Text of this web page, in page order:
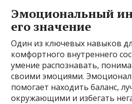
Эмоциональный
его значение
Один из ключевых навыков
комфортного внутреннего
умение распознавать,
своими эмоциями.
помогает находить баланс,
окружающими и избегать